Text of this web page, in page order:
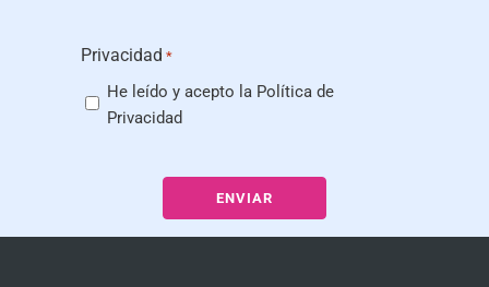
Privacidad *
He leído y acepto la Política de
Privacidad